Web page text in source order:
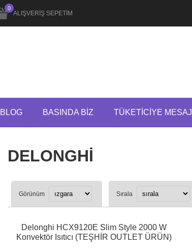
ALIŞVERİŞ SEPETİM
0
BLOG BASINDA BIZ TÜKETICIYE MESAJ
DELONGHİ
Görünüm Sırala
Delonghi HCX9120E Slim Style 2000 W
Konvektör Isıtıcı (TEŞHİR OUTLET ÜRÜN)